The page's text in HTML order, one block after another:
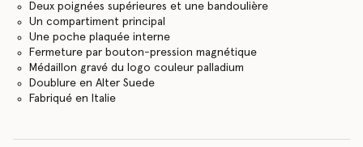
Deux poignées supérieures et une bandoulière
Un compartiment principal
Une poche plaquée interne
Fermeture par bouton-pression magnétique
Médaillon gravé du logo couleur palladium
Doublure en Alter Suede
Fabriqué en Italie